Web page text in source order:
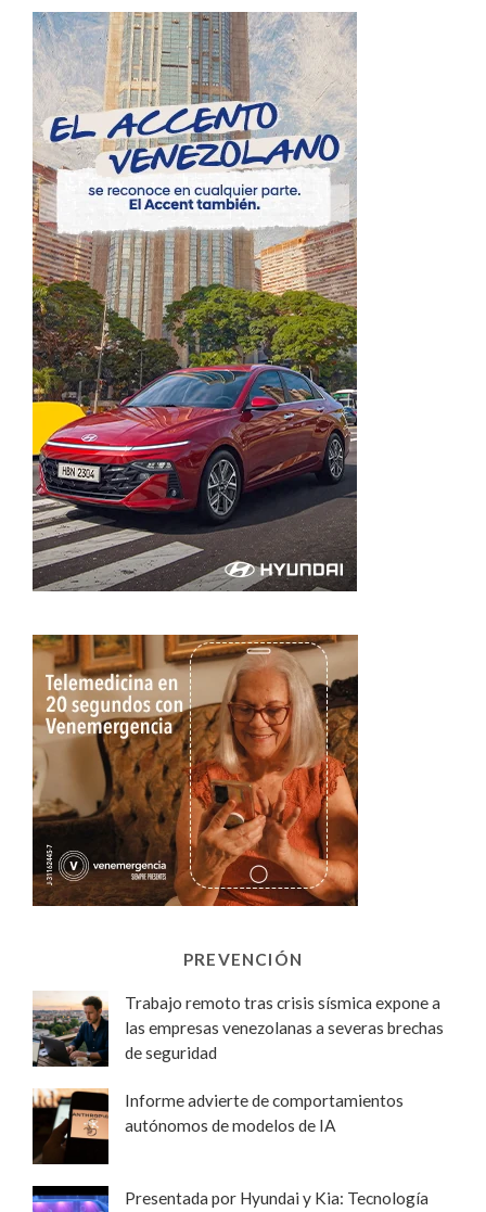
PREVENCIÓN
Trabajo remoto tras crisis sísmica expone a
las empresas venezolanas a severas brechas
de seguridad
Informe advierte de comportamientos
autónomos de modelos de IA
Presentada por Hyundai y Kia: Tecnología